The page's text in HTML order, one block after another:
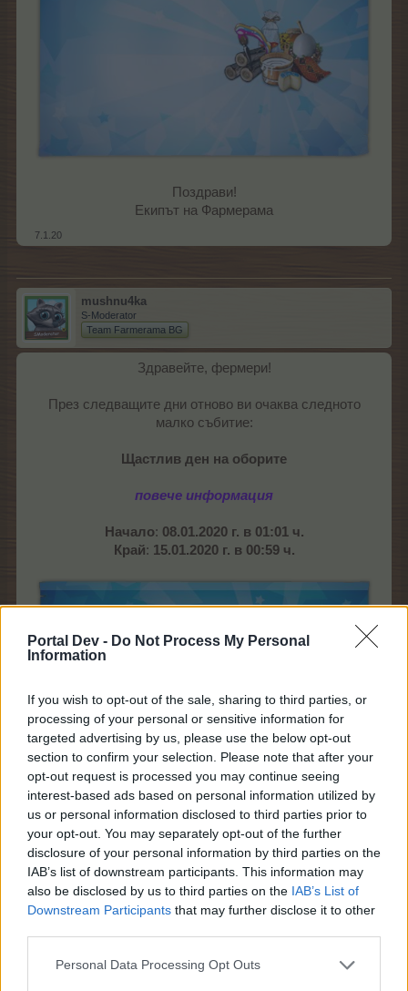
Portal Dev - Do Not Process My Personal
Information
If you wish to opt-out of the sale, sharing to third parties, or
processing of your personal or sensitive information for
targeted advertising by us, please use the below opt-out
section to confirm your selection. Please note that after your
opt-out request is processed you may continue seeing
interest-based ads based on personal information utilized by
us or personal information disclosed to third parties prior to
your opt-out. You may separately opt-out of the further
disclosure of your personal information by third parties on the
IAB’s list of downstream participants. This information may
also be disclosed by us to third parties on the IAB’s List of
Downstream Participants that may further disclose it to other
Personal Data Processing Opt Outs
Поздрави!
Екипът на Фармерама​
7.1.20
mushnu4ka
S-Moderator
Team Farmerama BG
Здравейте, фермери!
През следващите дни отново ви очаква следното
малко събитие:
Щастлив ден на оборите
повече информация
Начало: 08.01.2020 г. в 01:01 ч.
Край: 15.01.2020 г. в 00:59 ч.
Поздрави!
Екипът на Фармерама​
7.1.20
S-Moderator